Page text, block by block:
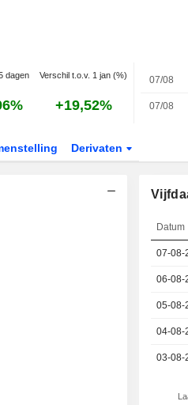
dagen Verschil t.o.v. 1 jan (%)
+19,52%
07/08
07/08
Derivaten
Datum
07-08-
06-08-
05-08-
04-08-
03-08-